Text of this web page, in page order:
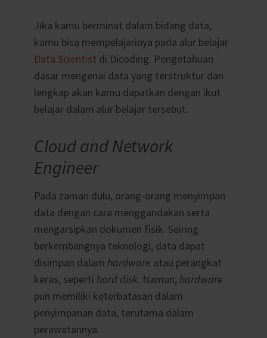
Jika kamu berminat dalam bidang data,
kamu bisa mempelajarinya pada alur belajar
Data Scientist di Dicoding. Pengetahuan
dasar mengenai data yang terstruktur dan
lengkap akan kamu dapatkan dengan ikut
belajar dalam alur belajar tersebut.
Cloud and Network
Engineer
Pada zaman dulu, orang-orang menyimpan
data dengan cara menggandakan serta
mengarsipkan dokumen fisik. Seiring
berkembangnya teknologi, data dapat
disimpan dalam hardware atau perangkat
keras, seperti hard disk. Namun, hardware
pun memiliki keterbatasan dalam
penyimpanan data, terutama dalam
perawatannya.